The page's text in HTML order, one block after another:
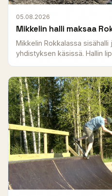
05.08.2026
Mikkelin halli maksaa
Mikkelin Rokkalassa
yhdistyksen käsissä. Hallin